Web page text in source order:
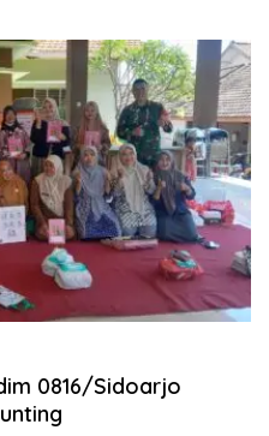
0816/Sidoarjo